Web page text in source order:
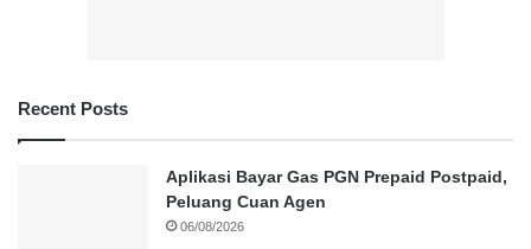
Recent Posts
Aplikasi Bayar Gas PGN Prepaid Postpaid,
Peluang Cuan Agen
06/08/2026